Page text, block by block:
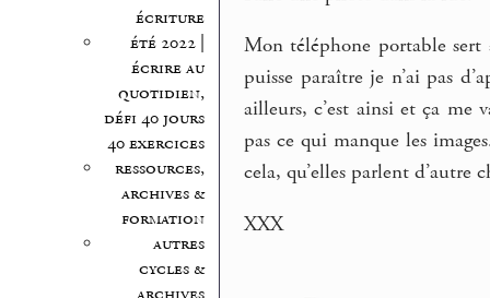
écriture
été 2022 |
écrire au
quotidien,
défi 40 jours
40 exercices
ressources,
archives &
formation
autres
cycles &
Mon téléphone portable sert
puisse paraître je n’ai pas
ailleurs, c’est ainsi et ça me
pas ce qui manque les
cela, qu’elles parlent d’autre
XXX